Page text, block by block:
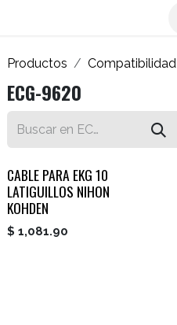
Productos Compatibilidad
ECG-9620
CABLE PARA EKG 10
LATIGUILLOS NIHON
KOHDEN
$ 1,081.90